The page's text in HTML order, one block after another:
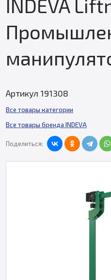
INDEVA
Артикул 191308
Все товары категории
Все товары бренда INDEVA
Поделиться: